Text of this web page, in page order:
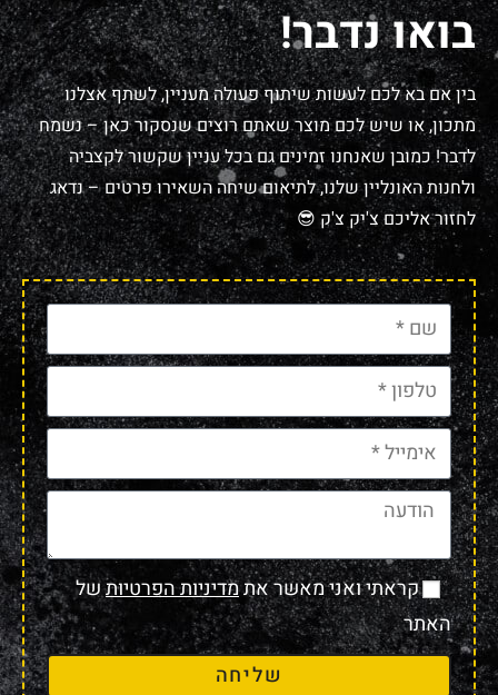
בואו נדבר!
בין אם בא לכם לעשות שיתוף פעולה מעניין, לשתף אצלנו
מתכון, או שיש לכם מוצר שאתם רוצים שנסקור כאן – נשמח
לדבר! כמובן שאנחנו זמינים גם בכל עניין שקשור לקצביה
ולחנות האונליין שלנו, לתיאום שיחה השאירו פרטים – נדאג
לחזור אליכם צ'יק צ'ק 😎
קראתי ואני מאשר אתמדיניות הפרטיותשל
האתר
שליחה